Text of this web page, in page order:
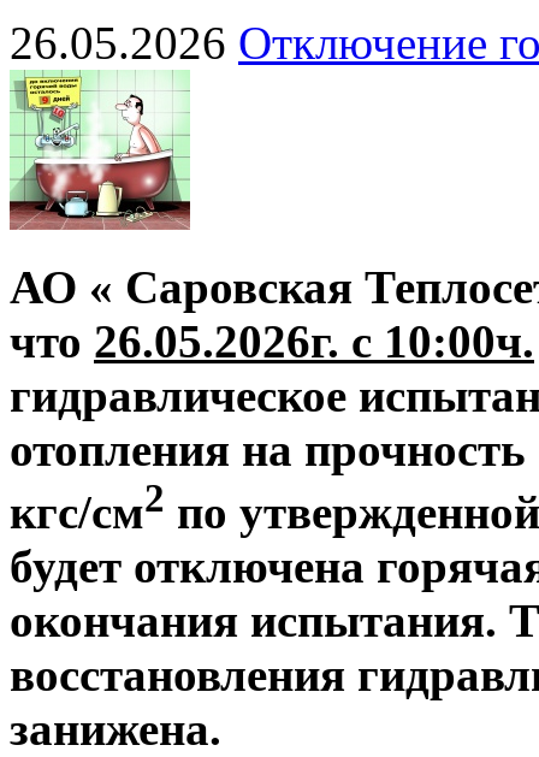
26.05.2026 Отключение
АО « Саровская
что 26.05.2026г. с 10:00ч.
гидравлическое
отопления на
кгс/см2 по
будет отключена
окончания испытания.
восстановления
занижена.